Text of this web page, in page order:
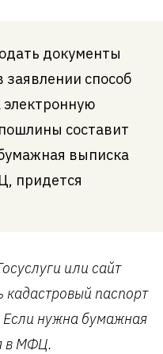
документы
способ
электронную
составит
выписка
придется
или сайт
кадастровый паспорт
Если нужна бумажная
в МФЦ.